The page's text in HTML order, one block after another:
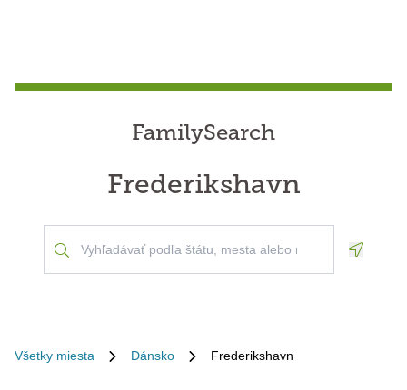
FamilySearch
Frederikshavn
Všetky miesta Dánsko Frederikshavn